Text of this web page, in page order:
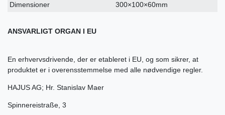
Dimensioner
300×100×60mm
ANSVARLIGT ORGAN I EU
En erhvervsdrivende, der er etableret i EU, og som sikrer, at
produktet er i overensstemmelse med alle nødvendige regler.
HAJUS AG; Hr. Stanislav Maer
Spinnereistraße 3